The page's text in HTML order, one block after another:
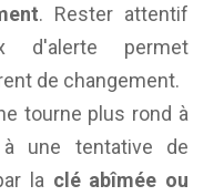
. Rester attentif
d'alerte permet
de changement.
tourne plus rond à
une tentative de
la clé abîmée ou